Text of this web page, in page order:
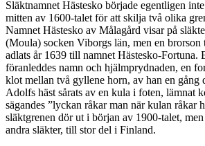
Släktnamnet Hästesko började egentligen
mitten av 1600-talet för att skilja två olika
Namnet Hästesko av Målagård visar på
(Moula) socken Viborgs län, men en
adlats år 1639 till namnet Hästesko-Fortuna.
föranleddes namn och hjälmprydnaden, en
klot mellan två gyllene horn, av han en gång
Adolfs häst sårats av en kula i foten, lämnat
sägandes ”lyckan råkar man när kulan råkar
släktgrenen dör ut i början av 1900-talet,
andra släkter, till stor del i Finland.